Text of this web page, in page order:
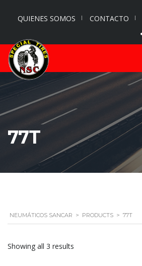
QUIENES SOMOS CONTACTO
77T
NEUMÁTICOS SANCAR > PRODUCTS > 77T
Showing all 3 results